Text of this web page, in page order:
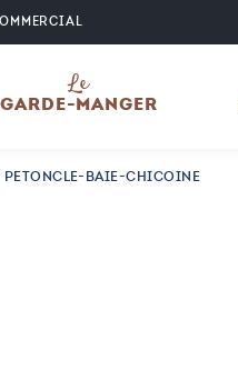
Le
GARDE-MANGER
PETONCLE-BAIE-CHICOINE